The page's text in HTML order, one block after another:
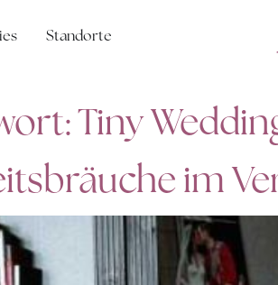
Standorte
Tiny
im